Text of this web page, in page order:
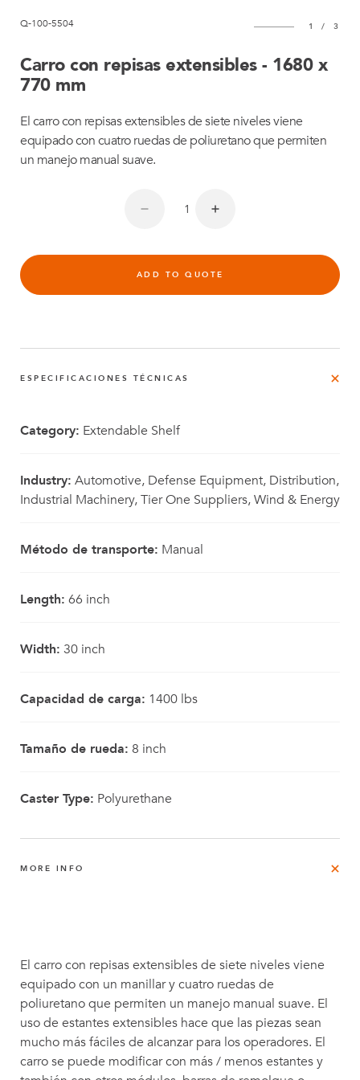
Q-100-5504 1 / 3
Carro con repisas extensibles - 1680 x
770 mm
El carro con repisas extensibles de siete niveles viene
equipado con cuatro ruedas de poliuretano que permiten
un manejo manual suave.
ADD TO QUOTE
ESPECIFICACIONES TÉCNICAS
Category: Extendable Shelf
Industry: Automotive, Defense Equipment, Distribution,
Industrial Machinery, Tier One Suppliers, Wind & Energy
Método de transporte: Manual
Length: 66 inch
Width: 30 inch
Capacidad de carga: 1400 lbs
Tamaño de rueda: 8 inch
Caster Type: Polyurethane
MORE INFO
El carro con repisas extensibles de siete niveles viene
equipado con un manillar y cuatro ruedas de
poliuretano que permiten un manejo manual suave. El
uso de estantes extensibles hace que las piezas sean
mucho más fáciles de alcanzar para los operadores. El
carro se puede modificar con más / menos estantes y